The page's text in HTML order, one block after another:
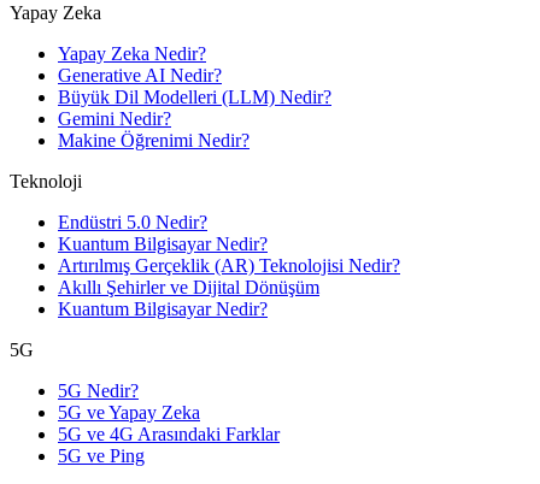
Yapay Zeka
Yapay Zeka Nedir?
Generative AI Nedir?
Büyük Dil Modelleri (LLM) Nedir?
Gemini Nedir?
Makine Öğrenimi Nedir?
Teknoloji
Endüstri 5.0 Nedir?
Kuantum Bilgisayar Nedir?
Artırılmış Gerçeklik (AR) Teknolojisi Nedir?
Akıllı Şehirler ve Dijital Dönüşüm
Kuantum Bilgisayar Nedir?
5G
5G Nedir?
5G ve Yapay Zeka
5G ve 4G Arasındaki Farklar
5G ve Ping